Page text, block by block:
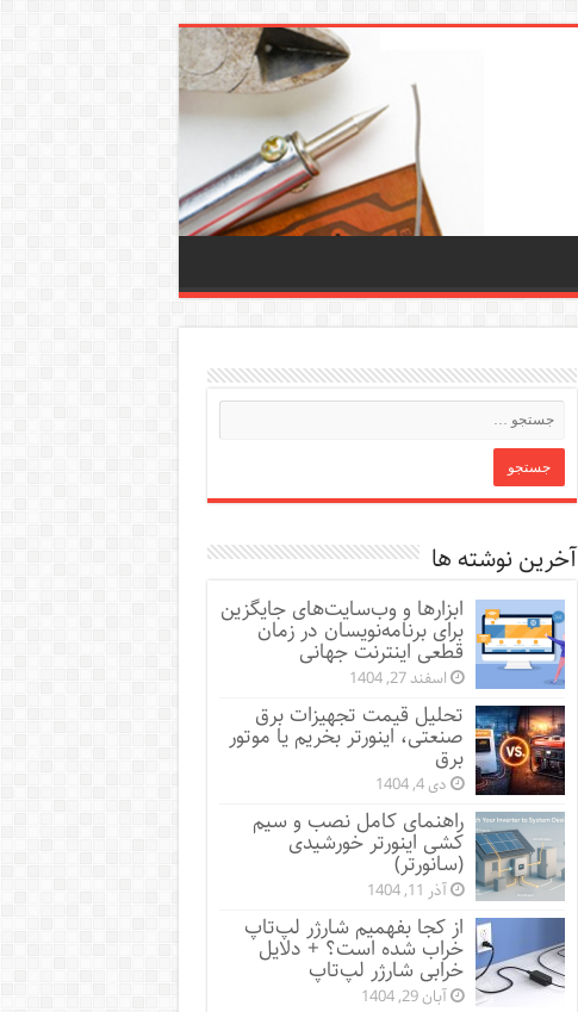
آخرین نوشته ها
ابزارها و وب‌سایت‌های جایگزین
برای برنامه‌نویسان در زمان
قطعی اینترنت جهانی
اسفند 27, 1404
تحلیل قیمت تجهیزات برق
صنعتی، اینورتر بخریم یا موتور
برق
دی 4, 1404
راهنمای کامل نصب و سیم
کشی اینورتر خورشیدی
(سانورتر)
آذر 11, 1404
از کجا بفهمیم شارژر لپ‌تاپ
خراب شده است؟ + دلایل
خرابی شارژر لپ‌تاپ
آبان 29, 1404